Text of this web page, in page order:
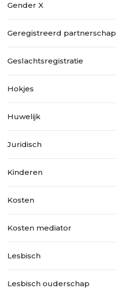
Gender X
Geregistreerd partnerschap
Geslachtsregistratie
Hokjes
Huwelijk
Juridisch
Kinderen
Kosten
Kosten mediator
Lesbisch
Lesbisch ouderschap